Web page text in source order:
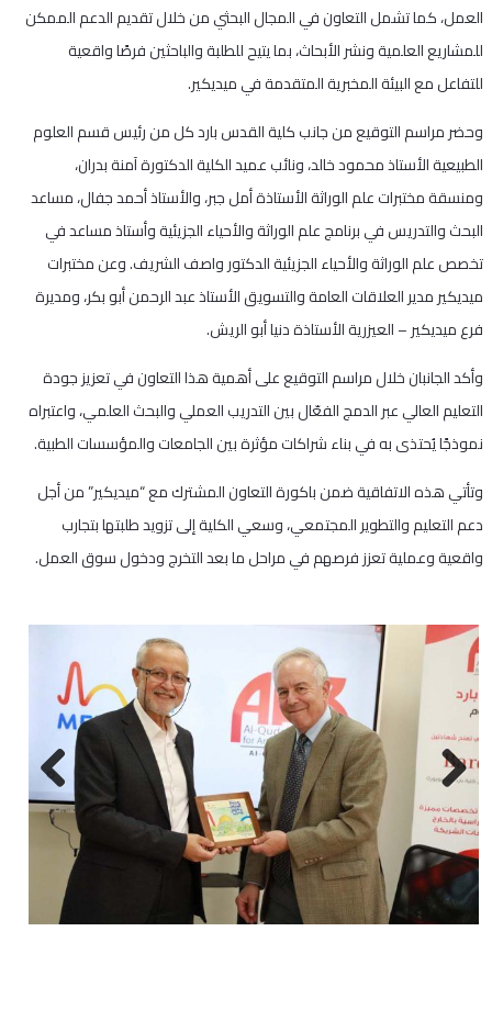
العمل، كما تشمل التعاون في المجال البحثي من خلال تقديم الدعم الممكن
للمشاريع العلمية ونشر الأبحاث، بما يتيح للطلبة والباحثين فرصًا واقعية
للتفاعل مع البيئة المخبرية المتقدمة في ميديكير.
وحضر مراسم التوقيع من جانب كلية القدس بارد كل من رئيس قسم العلوم
الطبيعية الأستاذ محمود خالد، ونائب عميد الكلية الدكتورة آمنة بدران،
ومنسقة مختبرات علم الوراثة الأستاذة أمل جبر، والأستاذ أحمد جفال، مساعد
البحث والتدريس في برنامج علم الوراثة والأحياء الجزيئية وأستاذ مساعد في
تخصص علم الوراثة والأحياء الجزيئية الدكتور واصف الشريف. وعن مختبرات
ميديكير مدير العلاقات العامة والتسويق الأستاذ عبد الرحمن أبو بكر، ومديرة
فرع ميديكير – العيزرية الأستاذة دنيا أبو الريش.
وأكد الجانبان خلال مراسم التوقيع على أهمية هذا التعاون في تعزيز جودة
التعليم العالي عبر الدمج الفعّال بين التدريب العملي والبحث العلمي، واعتبراه
نموذجًا يُحتذى به في بناء شراكات مؤثرة بين الجامعات والمؤسسات الطبية.
وتأتي هذه الاتفاقية ضمن باكورة التعاون المشترك مع “ميديكير” من أجل
دعم التعليم والتطوير المجتمعي، وسعي الكلية إلى تزويد طلبتها بتجارب
واقعية وعملية تعزز فرصهم في مراحل ما بعد التخرج ودخول سوق العمل.
Previous
Next